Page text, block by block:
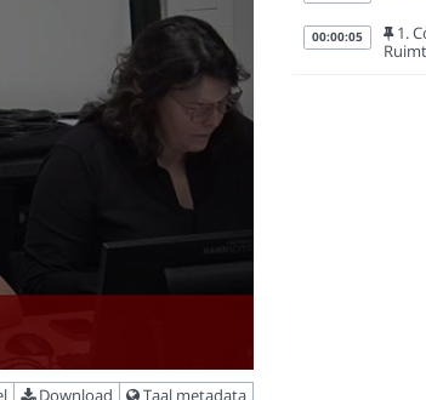
Download Taal metadata
00:00:05
1.